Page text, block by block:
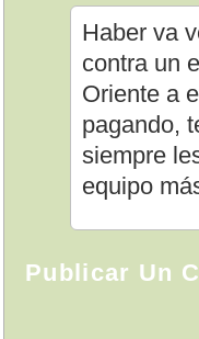
Haber va
contra un
Oriente a
pagando,
siempre
equipo
Publicar Un